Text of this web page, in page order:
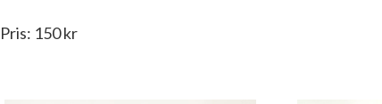
Pris: 150 kr